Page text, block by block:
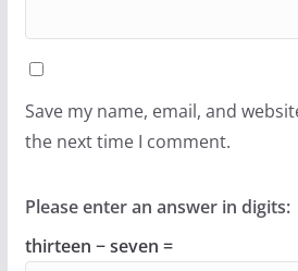
Save my name, email, and
the next time I comment.
Please enter an answer in digits:
thirteen − seven =